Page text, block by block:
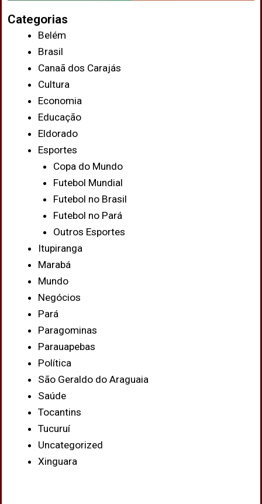
Categorias
Belém
Brasil
Canaã dos Carajás
Cultura
Economia
Educação
Eldorado
Esportes
Copa do Mundo
Futebol Mundial
Futebol no Brasil
Futebol no Pará
Outros Esportes
Itupiranga
Marabá
Mundo
Negócios
Pará
Paragominas
Parauapebas
Política
São Geraldo do Araguaia
Saúde
Tocantins
Tucuruí
Uncategorized
Xinguara